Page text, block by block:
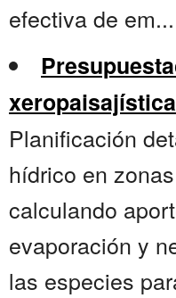
efectiva de em...
xeropaisajística
Planificación
hídrico en
calculando
evaporación y
las especies